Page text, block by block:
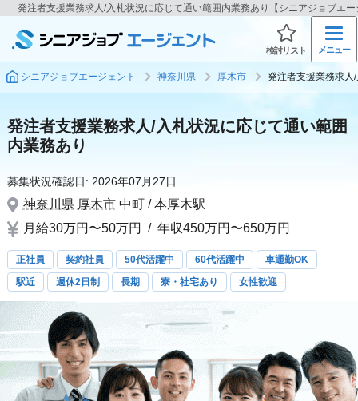
発注者支援業務求人/入札状況に応じて通い範囲内業務あり【シニアジョブエ
検討リスト メニュー
シニアジョブエージェント 神奈川県 厚木市 発注者支援業務求人
発注者支援業務求人/入札状況に応じて通い範囲
内業務あり
募集状況確認日: 2026年07月27日
神奈川県 厚木市 中町 / 本厚木駅
月給30万円〜50万円
/ 年収450万円〜650万円
正社員 契約社員 50代活躍中 60代活躍中
車通勤OK
駅近
週休2日制 長期 寮・社宅あり 女性歓迎